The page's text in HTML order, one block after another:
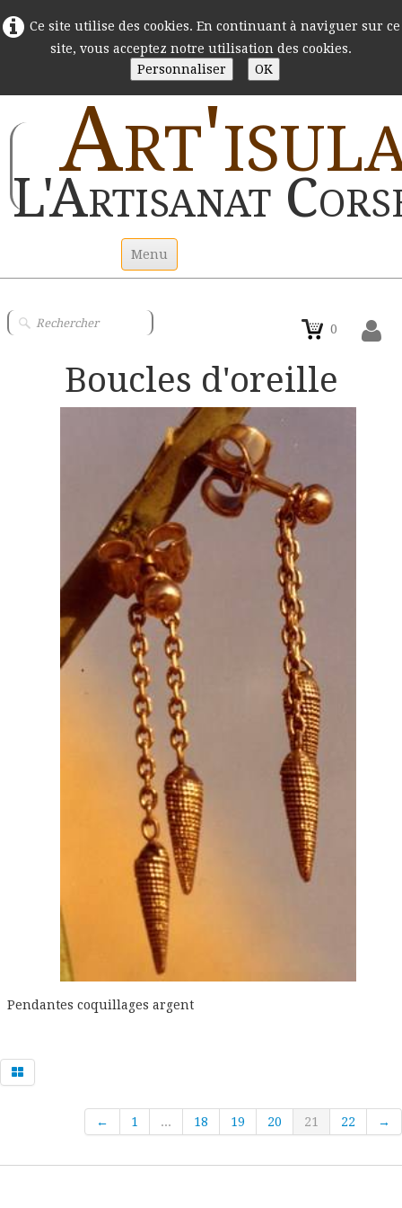
Ce site utilise des cookies. En continuant à naviguer sur ce
site, vous acceptez notre utilisation des cookies.
Personnaliser
OK
L'Artisanat
Menu
Couteaux Corses
Les poteries
Album photo
Tableau toile de jute
Les dessins
Peintures sur papier peint
0
Boucles d'oreille
Pendantes coquillages argent
← 1 ... 18 19 20 21 22 →